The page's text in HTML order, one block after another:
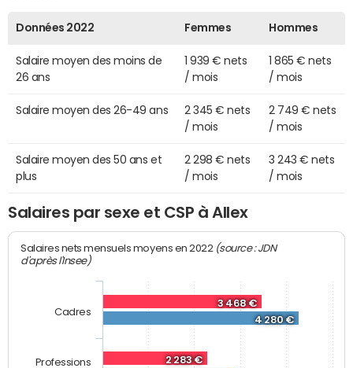
Données 2022 Femmes Hommes
Salaire moyen des moins de
26 ans
1 939 € nets
/ mois
1 865 € nets
/ mois
Salaire moyen des 26-49 ans
2 345 € nets
/ mois
2 749 € nets
/ mois
Salaire moyen des 50 ans et
plus
2 298 € nets
/ mois
3 243 € nets
/ mois
Salaires par sexe et CSP à Allex
Salaires nets mensuels moyens en 2022 (source : JDN
d'après l'Insee)
3 468 €
2 283 €
4 280 €
Cadres
Professions